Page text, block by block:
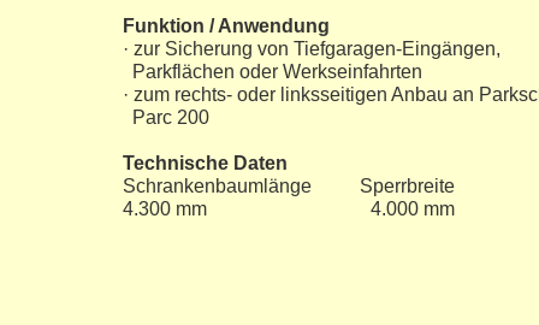
Funktion / Anwendung
· zur Sicherung von Tiefgaragen-Eingängen,
Parkflächen oder Werkseinfahrten
· zum rechts- oder linksseitigen Anbau an
Parc 200
Technische Daten
Schrankenbaumlänge Sperrbreite
4.300 mm 4.000 mm